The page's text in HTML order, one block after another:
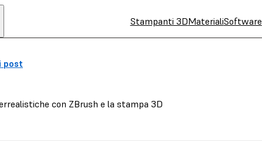
Stampanti 3DMaterialiSoftware
post
con ZBrush e la stampa 3D